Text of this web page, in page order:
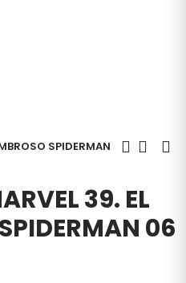
SPIDERMAN
39. EL
06